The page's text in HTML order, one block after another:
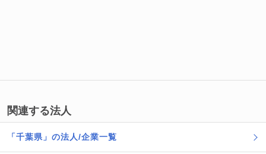
関連する法人
「千葉県」の法人/企業一覧